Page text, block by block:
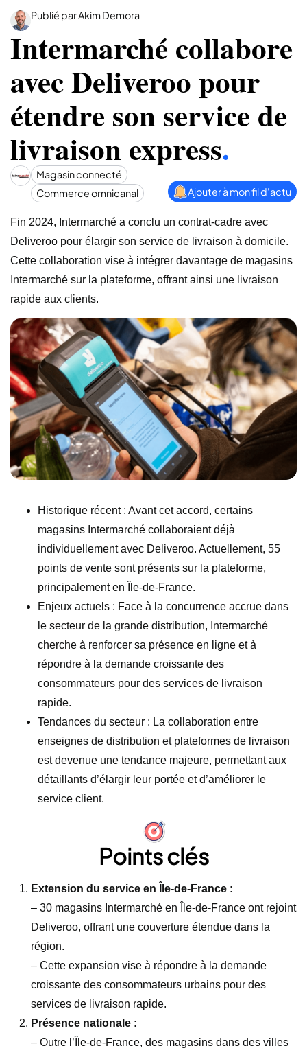
Publié par Akim Demora
Intermarché collabore
avec Deliveroo pour
étendre son service de
livraison express.
Magasin connecté
Commerce omnicanal
Ajouter à mon fil d'actu
Fin 2024, Intermarché a conclu un contrat-cadre avec
Deliveroo pour élargir son service de livraison à domicile.
Cette collaboration vise à intégrer davantage de magasins
Intermarché sur la plateforme, offrant ainsi une livraison
rapide aux clients.
Historique récent : Avant cet accord, certains
magasins Intermarché collaboraient déjà
individuellement avec Deliveroo. Actuellement, 55
points de vente sont présents sur la plateforme,
principalement en Île-de-France.
Enjeux actuels : Face à la concurrence accrue dans
le secteur de la grande distribution, Intermarché
cherche à renforcer sa présence en ligne et à
répondre à la demande croissante des
consommateurs pour des services de livraison
rapide.
Tendances du secteur : La collaboration entre
enseignes de distribution et plateformes de livraison
est devenue une tendance majeure, permettant aux
détaillants d’élargir leur portée et d’améliorer le
service client.
Points clés
Extension du service en Île-de-France :
– 30 magasins Intermarché en Île-de-France ont rejoint
Deliveroo, offrant une couverture étendue dans la
région.
– Cette expansion vise à répondre à la demande
croissante des consommateurs urbains pour des
services de livraison rapide.
Présence nationale :
– Outre l’Île-de-France, des magasins dans des villes